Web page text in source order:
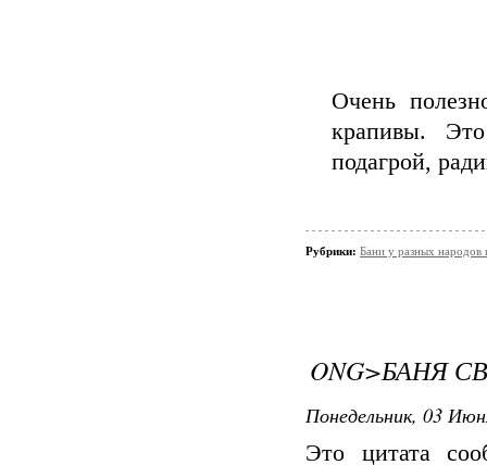
Очень
крапивы.
подагрой,
Рубрики: Бани у разных народов
ONG>БАНЯ
Понедельник, 03
Это цитата